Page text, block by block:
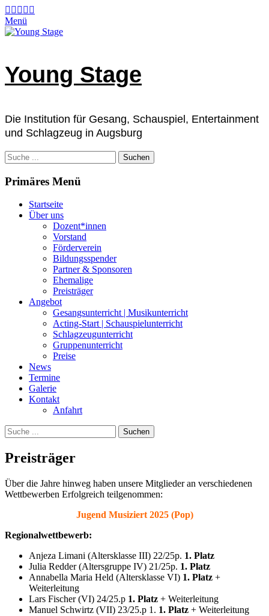
Zum
Inhalt
springen
Facebook
E-
Mail
Instagram
Telefon
Menü
Young Stage
Die Institution für Gesang, Schauspiel, Entertainment
und Schlagzeug in Augsburg
Suchen
nach:
Primäres Menü
Startseite
Über uns
Dozent*innen
Vorstand
Förderverein
Bildungsspender
Partner & Sponsoren
Ehemalige
Preisträger
Angebot
Gesangsunterricht | Musikunterricht
Acting-Start | Schauspielunterricht
Schlagzeugunterricht
Gruppenunterricht
Preise
News
Termine
Galerie
Kontakt
Anfahrt
Suchen
Suchen
nach:
Preisträger
Über die Jahre hinweg haben unsere Mitglieder an verschiedenen
Wettbewerben Erfolgreich teilgenommen:
Jugend Musiziert 2025 (Pop)
Regionalwettbewerb:
Anjeza Limani (Altersklasse III) 22/25p. 1. Platz
Julia Redder (Altersgruppe IV) 21/25p. 1. Platz
Annabella Maria Held (Altersklasse VI) 1. Platz +
Weiterleitung
Lars Fischer (VI) 24/25.p 1. Platz + Weiterleitung
Manuel Schwirtz (VII) 23/25.p 1. 1. Platz + Weiterleitung